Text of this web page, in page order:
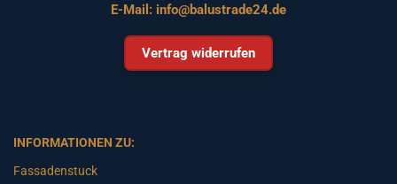
E-Mail: info@balustrade24.de
Vertrag widerrufen
INFORMATIONEN ZU:
Fassadenstuck